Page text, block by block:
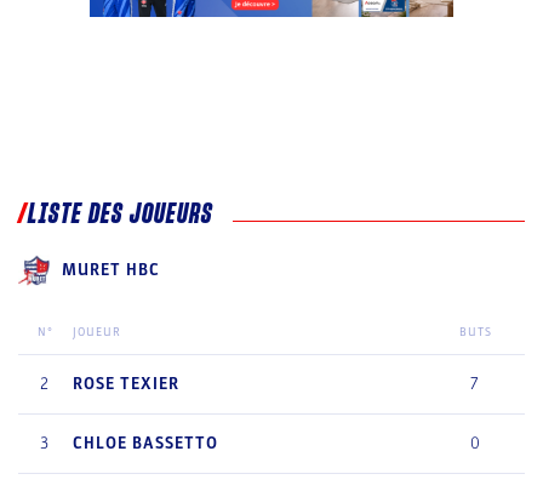
LISTE DES JOUEURS
MURET HBC
N° JOUEUR BUTS
2 ROSE TEXIER 7
3 CHLOE BASSETTO 0